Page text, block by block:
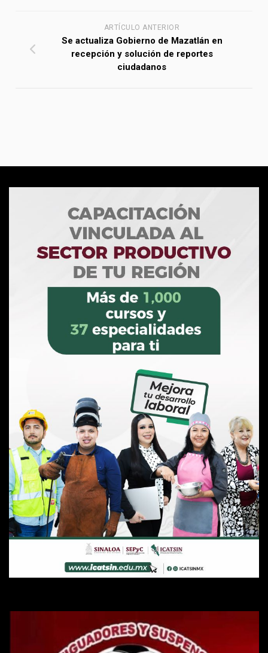
ARTÍCULO ANTERIOR
Se actualiza Gobierno de Mazatlán en
recepción y solución de reportes
ciudadanos